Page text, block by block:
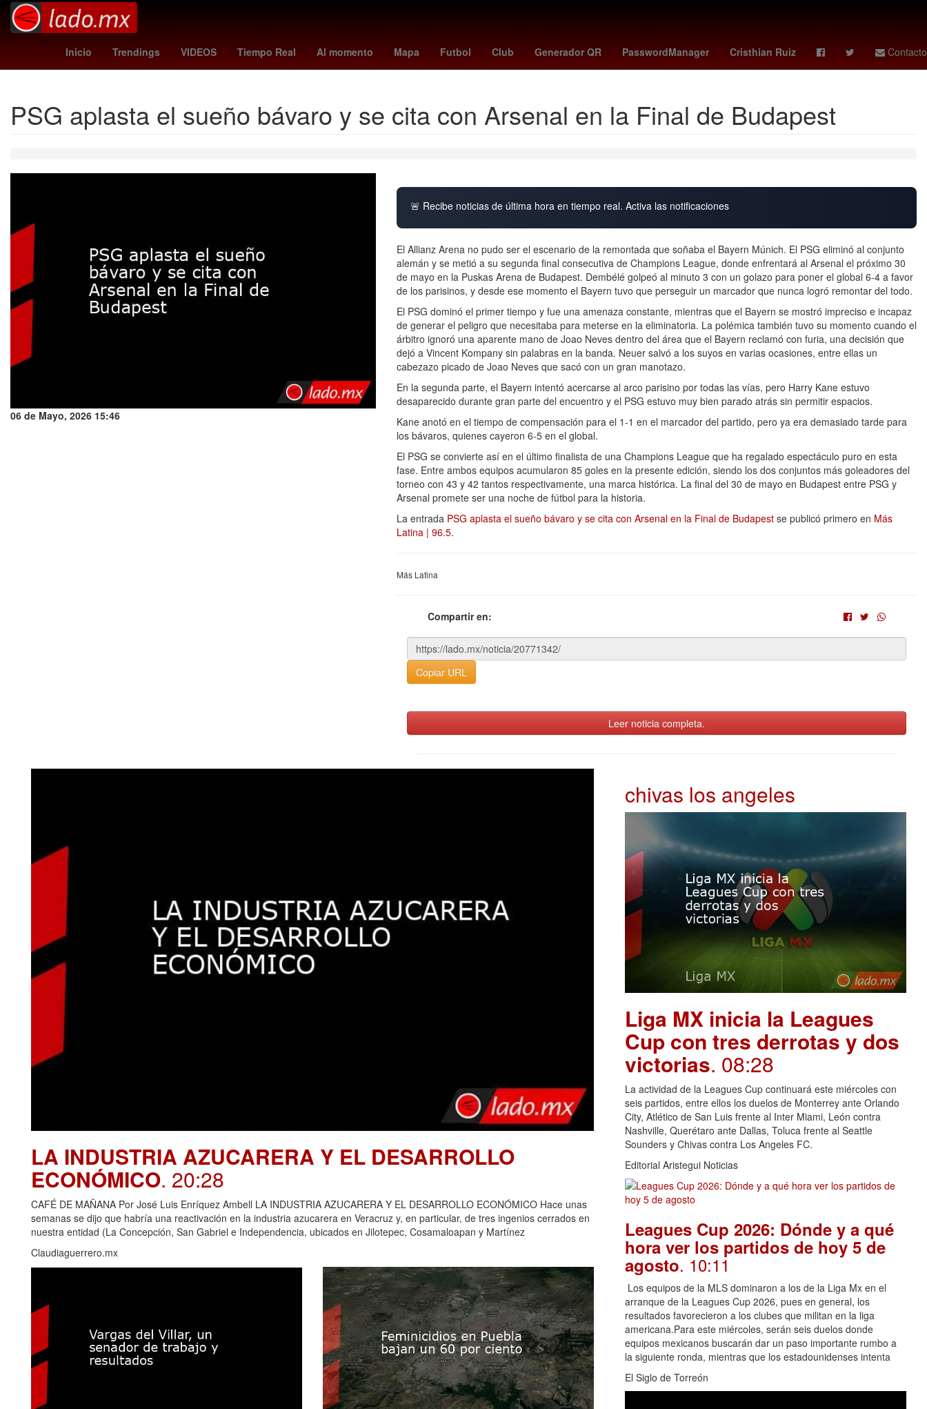
Inicio Trendings VIDEOS Tiempo Real Al momento Mapa Futbol Club Generador QR PasswordManager Cristhian Ruiz Contacto
China Calzada Zavaleta vincular linea Aguascalientes Senador Perú Pago Brasil Argentina Scotiabank
PSG aplasta el sueño bávaro y se cita con Arsenal en la Final de Budapest
06 de Mayo, 2026 15:46
🚨 Recibe noticias de última hora en tiempo real. Activa las notificaciones
El Allianz Arena no pudo ser el escenario de la remontada que soñaba el Bayern Múnich. El PSG eliminó al conjunto
alemán y se metió a su segunda final consecutiva de Champions League, donde enfrentará al Arsenal el próximo 30
de mayo en la Puskas Arena de Budapest. Dembélé golpeó al minuto 3 con un golazo para poner el global 6-4 a favor
de los parisinos, y desde ese momento el Bayern tuvo que perseguir un marcador que nunca logró remontar del todo.
El PSG dominó el primer tiempo y fue una amenaza constante, mientras que el Bayern se mostró impreciso e incapaz
de generar el peligro que necesitaba para meterse en la eliminatoria. La polémica también tuvo su momento cuando el
árbitro ignoró una aparente mano de Joao Neves dentro del área que el Bayern reclamó con furia, una decisión que
dejó a Vincent Kompany sin palabras en la banda. Neuer salvó a los suyos en varias ocasiones, entre ellas un
cabezazo picado de Joao Neves que sacó con un gran manotazo.
En la segunda parte, el Bayern intentó acercarse al arco parisino por todas las vías, pero Harry Kane estuvo
desaparecido durante gran parte del encuentro y el PSG estuvo muy bien parado atrás sin permitir espacios.
Kane anotó en el tiempo de compensación para el 1-1 en el marcador del partido, pero ya era demasiado tarde para
los bávaros, quienes cayeron 6-5 en el global.
El PSG se convierte así en el último finalista de una Champions League que ha regalado espectáculo puro en esta
fase. Entre ambos equipos acumularon 85 goles en la presente edición, siendo los dos conjuntos más goleadores del
torneo con 43 y 42 tantos respectivamente, una marca histórica. La final del 30 de mayo en Budapest entre PSG y
Arsenal promete ser una noche de fútbol para la historia.
La entrada PSG aplasta el sueño bávaro y se cita con Arsenal en la Final de Budapest se publicó primero en Más
Latina | 96.5.
Más Latina
Compartir en:
Copiar URL
Leer noticia completa.
LA INDUSTRIA AZUCARERA Y EL DESARROLLO
ECONÓMICO. 20:28
CAFÉ DE MAÑANA Por José Luis Enríquez Ambell LA INDUSTRIA AZUCARERA Y EL DESARROLLO ECONÓMICO Hace unas
semanas se dijo que habría una reactivación en la industria azucarera en Veracruz y, en particular, de tres ingenios cerrados en
nuestra entidad (La Concepción, San Gabriel e Independencia, ubicados en Jilotepec, Cosamaloapan y Martínez
Claudiaguerrero.mx
chivas los angeles
Liga MX inicia la Leagues
Cup con tres derrotas y dos
victorias. 08:28
La actividad de la Leagues Cup continuará este miércoles con
seis partidos, entre ellos los duelos de Monterrey ante Orlando
City, Atlético de San Luis frente al Inter Miami, León contra
Nashville, Querétaro ante Dallas, Toluca frente al Seattle
Sounders y Chivas contra Los Angeles FC.
Editorial Aristegui Noticias
Leagues Cup 2026: Dónde y a qué
hora ver los partidos de hoy 5 de
agosto. 10:11
Los equipos de la MLS dominaron a los de la Liga Mx en el
arranque de la Leagues Cup 2026, pues en general, los
resultados favorecieron a los clubes que militan en la liga
americana.Para este miércoles, serán seis duelos donde
equipos mexicanos buscarán dar un paso importante rumbo a
la siguiente ronda, mientras que los estadounidenses intenta
El Siglo de Torreón